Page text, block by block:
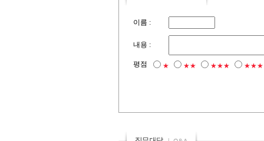
이름 :
내용 :
평점 ★ ★★ ★★★